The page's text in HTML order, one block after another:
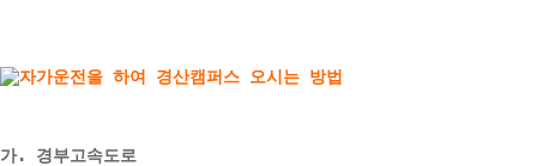
가. 경부고속도로